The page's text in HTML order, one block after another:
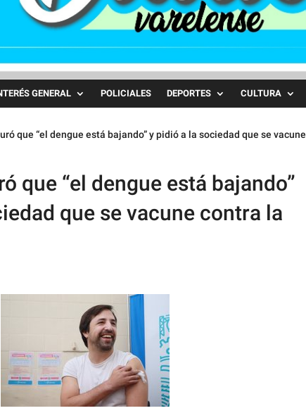
GENERAL POLICIALES DEPORTES CULTURA
que “el dengue está bajando” y pidió a la sociedad que se vacune
que “el dengue está bajando”
que se vacune contra la